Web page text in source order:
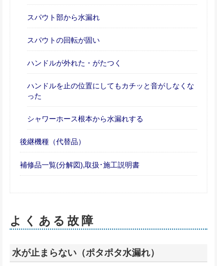
スパウト部から水漏れ
スパウトの回転が固い
ハンドルが外れた・がたつく
ハンドルを止の位置にしてもカチッと音がしなくな
った
シャワーホース根本から水漏れする
後継機種（代替品）
補修品一覧(分解図),取扱･施工説明書
よくある故障
水が止まらない（ポタポタ水漏れ）